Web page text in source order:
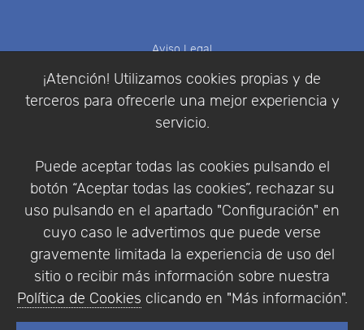
¡Atención! Utilizamos cookies propias y de
terceros para ofrecerle una mejor experiencia y
servicio.
Puede aceptar todas las cookies pulsando el
botón “Aceptar todas las cookies”, rechazar su
uso pulsando en el apartado "Configuración" en
cuyo caso le advertimos que puede verse
gravemente limitada la experiencia de uso del
sitio o recibir más información sobre nuestra
Política de Cookies clicando en "Más información".
Aviso Legal
Política de Privacidad
Condiciones de compra
Identificarse
Empresa|Aviso Legal| Política de Privacidad |
Política de Cookies
© Copyright 1994 - 2026. Addlink Software
Científico, S.L.